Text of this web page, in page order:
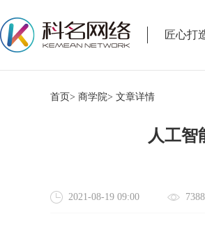
匠心打
首页> 商学院> 文章详情
人工智
2021-08-19 09:00 7388